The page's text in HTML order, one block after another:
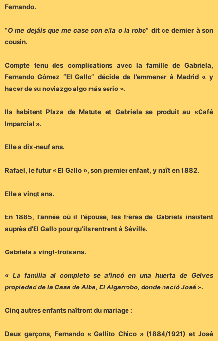
Fernando.
“O me dejáis que me case con ella o la robo” dit ce dernier à son
cousin.
Compte tenu des complications avec la famille de Gabriela,
Fernando Gómez “El Gallo” décide de l’emmener à Madrid « y
hacer de su noviazgo algo más serio ».
Ils habitent Plaza de Matute et Gabriela se produit au «Café
Imparcial ».
Elle a dix-neuf ans.
Rafael, le futur « El Gallo », son premier enfant, y naît en 1882.
Elle a vingt ans.
En 1885, l’année où il l’épouse, les frères de Gabriela insistent
auprès d’El Gallo pour qu’ils rentrent à Séville.
Gabriela a vingt-trois ans.
« La familia al completo se afincó en una huerta de Gelves
propiedad de la Casa de Alba, El Algarrobo, donde nació José ».
Cinq autres enfants naîtront du mariage :
Deux garçons, Fernando « Gallito Chico » (1884/1921) et José